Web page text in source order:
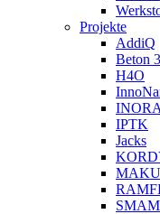
Projekte
AddiQ
Beton
H4O
INORA
IPTK
Jacks
MAKU
SMAM